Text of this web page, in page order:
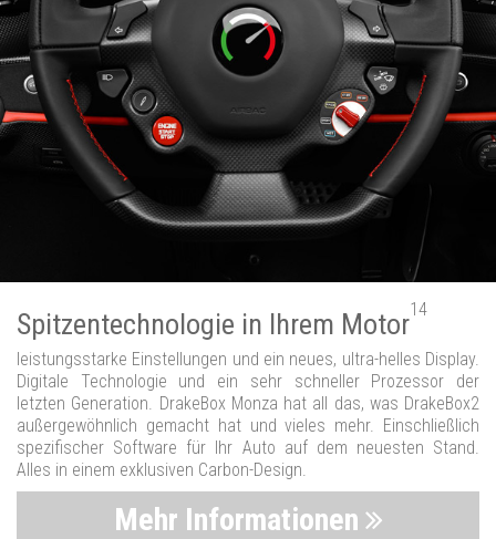
Spitzentechnologie in Ihrem Motor14
leistungsstarke Einstellungen und ein neues, ultra-helles Display.
Digitale Technologie und ein sehr schneller Prozessor der
letzten Generation. DrakeBox Monza hat all das, was DrakeBox2
außergewöhnlich gemacht hat und vieles mehr. Einschließlich
spezifischer Software für Ihr Auto auf dem neuesten Stand.
Alles in einem exklusiven Carbon-Design.
Mehr Informationen